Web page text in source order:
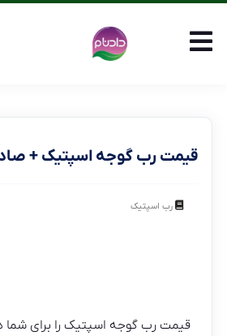
قیمت رب گوجه اسپتیک +
رب اسپتیک
قیمت رب گوجه اسپتیک را برای شما